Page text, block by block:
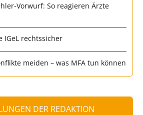
Vorwurf: So reagieren Ärzte
IGeL rechtssicher
meiden – was MFA tun können
DER REDAKTION